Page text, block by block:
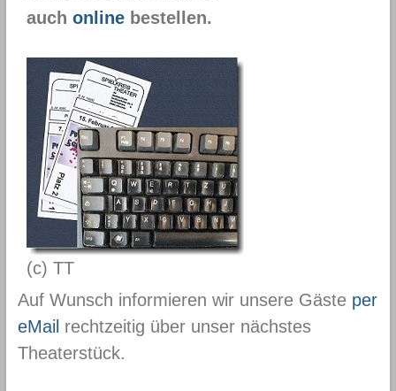
auch onlinebestellen.
(c) TT
Auf Wunsch informieren wir unsere Gäste per
eMail rechtzeitig über unser nächstes
Theaterstück.